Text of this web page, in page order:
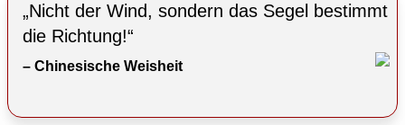
ACCOUNTING & BOOKKEEPING
CONTROLLING
COACHING
„Nicht der Wind, sondern das Segel bestimmt
die Richtung!“
– Chinesische Weisheit